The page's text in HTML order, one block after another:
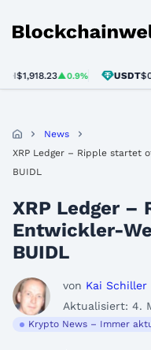
Blockchainwelt
▲0.9% USDT
News
XRP Ledger – Ripple startet
BUIDL
XRP Ledger
Entwickler-
BUIDL
von Kai Schiller
Aktualisiert: 4.
Krypto News – Immer